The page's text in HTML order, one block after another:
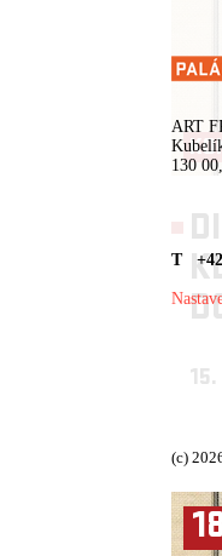
ART
130
T
(c)